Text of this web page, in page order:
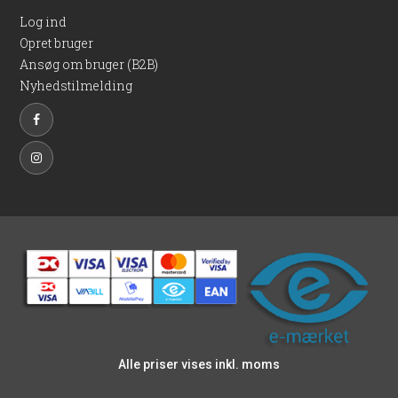
Log ind
Opret bruger
Ansøg om bruger (B2B)
Nyhedstilmelding
Alle priser vises inkl. moms